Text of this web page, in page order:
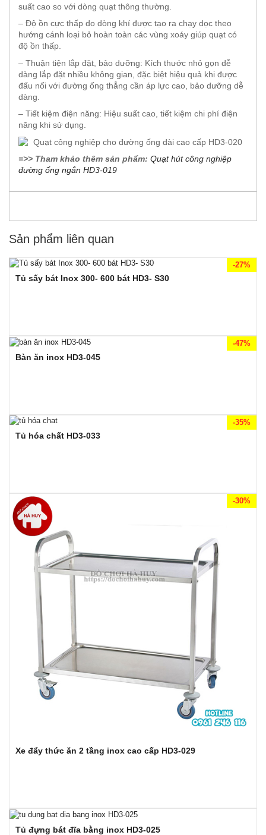
suất cao so với dòng quạt thông thường.
– Độ ồn cực thấp do dòng khí được tạo ra chạy dọc theo
hướng cánh loại bỏ hoàn toàn các vùng xoáy giúp quạt có
độ ồn thấp.
– Thuận tiện lắp đặt, bảo dưỡng: Kích thước nhỏ gọn dễ
dàng lắp đặt nhiều không gian, đặc biệt hiệu quả khi được
đấu nối với đường ống thẳng cần áp lực cao, bảo dưỡng dễ
dàng.
– Tiết kiệm điện năng: Hiệu suất cao, tiết kiệm chi phí điện
năng khi sử dụng.
=>> Tham khảo thêm sản phẩm: Quạt hút công nghiệp
đường ống ngắn HD3-019
Sản phẩm liên quan
-27%
Tủ sấy bát Inox 300- 600 bát HD3- S30
-47%
Bàn ăn inox HD3-045
-35%
Tủ hóa chất HD3-033
-30%
Xe đẩy thức ăn 2 tầng inox cao cấp HD3-029
Tủ đựng bát đĩa bằng inox HD3-025